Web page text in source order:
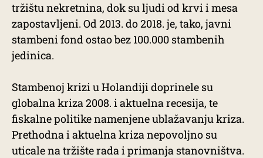
tržištu nekretnina, dok su ljudi od krvi i mesa
zapostavljeni. Od 2013. do 2018. je, tako, javni
stambeni fond ostao bez 100.000 stambenih
jedinica.
Stambenoj krizi u Holandiji doprinele su
globalna kriza 2008. i aktuelna recesija, te
fiskalne politike namenjene ublažavanju kriza.
Prethodna i aktuelna kriza nepovoljno su
uticale na tržište rada i primanja stanovništva.